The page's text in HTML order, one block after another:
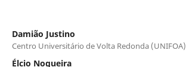
Damião Justino
Centro Universitário de Volta Redonda (UNIFOA)
Élcio Nogueira